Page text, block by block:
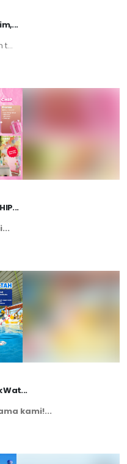
t...
Wat...
kami!...